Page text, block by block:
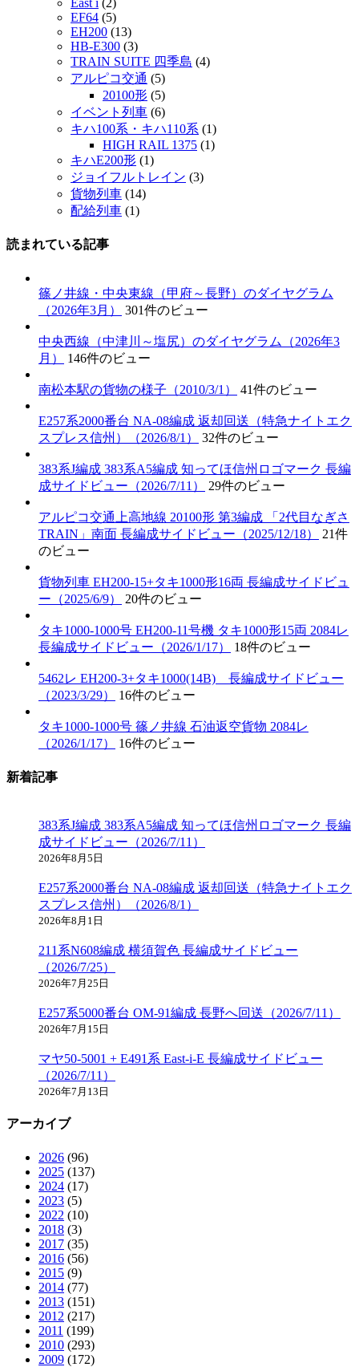
East i (2)
EF64 (5)
EH200 (13)
HB-E300 (3)
TRAIN SUITE 四季島 (4)
アルピコ交通 (5)
20100形 (5)
イベント列車 (6)
キハ100系・キハ110系 (1)
HIGH RAIL 1375 (1)
キハE200形 (1)
ジョイフルトレイン (3)
貨物列車 (14)
配給列車 (1)
読まれている記事
篠ノ井線・中央東線（甲府～長野）のダイヤグラム
（2026年3月）
301件のビュー
中央西線（中津川～塩尻）のダイヤグラム（2026年3
月）
146件のビュー
南松本駅の貨物の様子（2010/3/1） 41件のビュー
E257系2000番台 NA-08編成 返却回送（特急ナイトエク
スプレス信州）（2026/8/1）
32件のビュー
383系J編成 383系A5編成 知ってほ信州ロゴマーク 長編
成サイドビュー（2026/7/11）
29件のビュー
アルピコ交通上高地線 20100形 第3編成 「2代目なぎさ
TRAIN」南面 長編成サイドビュー（2025/12/18）
21件
のビュー
貨物列車 EH200-15+タキ1000形16両 長編成サイドビュ
ー（2025/6/9）
20件のビュー
タキ1000-1000号 EH200-11号機 タキ1000形15両 2084レ
長編成サイドビュー（2026/1/17）
18件のビュー
5462レ EH200-3+タキ1000(14B) 長編成サイドビュー
（2023/3/29）
16件のビュー
タキ1000-1000号 篠ノ井線 石油返空貨物 2084レ
（2026/1/17）
16件のビュー
新着記事
383系J編成 383系A5編成 知ってほ信州ロゴマーク 長編
成サイドビュー（2026/7/11）
2026年8月5日
E257系2000番台 NA-08編成 返却回送（特急ナイトエク
スプレス信州）（2026/8/1）
2026年8月1日
211系N608編成 横須賀色 長編成サイドビュー
（2026/7/25）
2026年7月25日
E257系5000番台 OM-91編成 長野へ回送（2026/7/11）
2026年7月15日
マヤ50-5001 + E491系 East-i-E 長編成サイドビュー
（2026/7/11）
2026年7月13日
アーカイブ
2026 (96)
2025 (137)
2024 (17)
2023 (5)
2022 (10)
2018 (3)
2017 (35)
2016 (56)
2015 (9)
2014 (77)
2013 (151)
2012 (217)
2011 (199)
2010 (293)
2009 (172)